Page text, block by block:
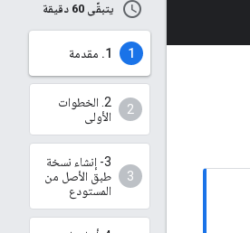
يتبقّى 60 دقيقة
‫1. مقدمة
‫2. الخطوات
الأولى
3- إنشاء نسخة
طبق الأصل من
المستودع